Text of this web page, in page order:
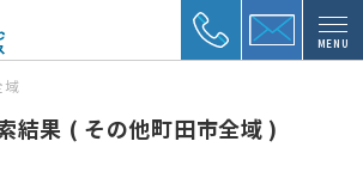
MENU
域
結果 ( その他町田市全域 )